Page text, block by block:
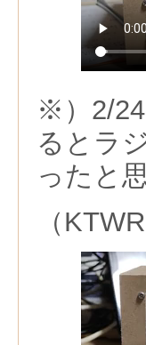
※）2/
るとラ
ったと
（